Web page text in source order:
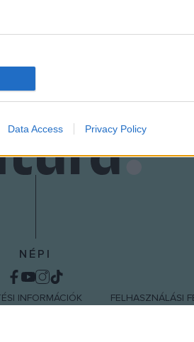
related to advertising like cookies on
to Google for online advertising
advertising.
related to personalization.
Data Access Privacy Policy
NÉPI
INFORMÁCIÓK FELHASZNÁLÁSI